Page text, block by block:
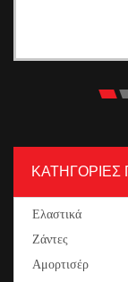
ΚΑΤΗΓΟΡΙΕΣ
Ελαστικά
Ζάντες
Αμορτισέρ